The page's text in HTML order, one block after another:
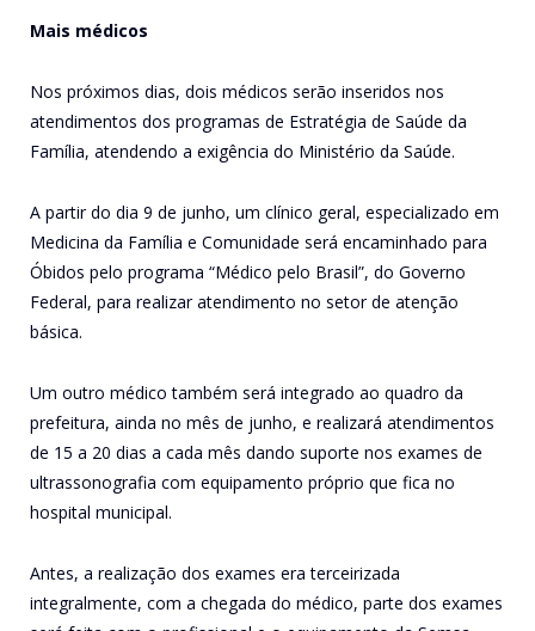
Mais médicos
Nos próximos dias, dois médicos serão inseridos nos
atendimentos dos programas de Estratégia de Saúde da
Família, atendendo a exigência do Ministério da Saúde.
A partir do dia 9 de junho, um clínico geral, especializado em
Medicina da Família e Comunidade será encaminhado para
Óbidos pelo programa “Médico pelo Brasil”, do Governo
Federal, para realizar atendimento no setor de atenção
básica.
Um outro médico também será integrado ao quadro da
prefeitura, ainda no mês de junho, e realizará atendimentos
de 15 a 20 dias a cada mês dando suporte nos exames de
ultrassonografia com equipamento próprio que fica no
hospital municipal.
Antes, a realização dos exames era terceirizada
integralmente, com a chegada do médico, parte dos exames